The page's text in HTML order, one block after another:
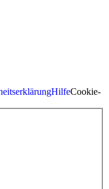
HilfeCookie-